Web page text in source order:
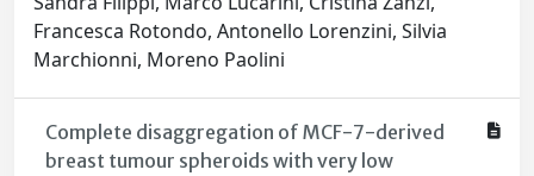
Francesca Rotondo, Antonello Lorenzini, Silvia
Marchionni, Moreno Paolini
Complete disaggregation of MCF-7-derived
breast tumour spheroids with very low